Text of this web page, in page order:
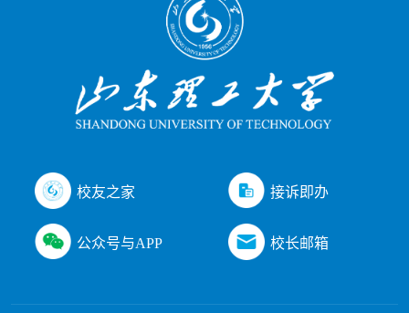
校友之家 接诉即办
公众号与APP 校长邮箱